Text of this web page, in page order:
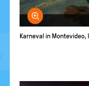
Bild
Karneval in Montevideo,